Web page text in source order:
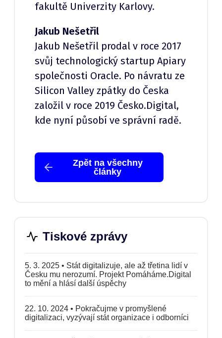
fakultě Univerzity Karlovy.
Jakub Nešetřil
Jakub Nešetřil prodal v roce 2017
svůj technologický startup Apiary
společnosti Oracle. Po návratu ze
Silicon Valley zpátky do Česka
založil v roce 2019 Česko.Digital,
kde nyní působí ve správní radě.
Zpět na všechny
články
Tiskové zprávy
5. 3. 2025 • Stát digitalizuje, ale až třetina lidí v
Česku mu nerozumí. Projekt Pomáháme.Digital
to mění a hlásí další úspěchy
22. 10. 2024 • Pokračujme v promyšlené
digitalizaci, vyzývají stát organizace i odborníci